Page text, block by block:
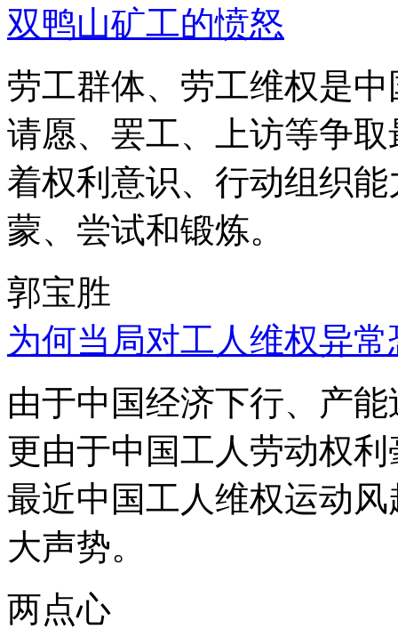
双鸭山矿工的愤怒
劳工群体、劳工维权是
请愿、罢工、上访等争
着权利意识、行动组织
蒙、尝试和锻炼。
郭宝胜
为何当局对工人维权异
由于中国经济下行、产
更由于中国工人劳动权
最近中国工人维权运动
大声势。
两点心